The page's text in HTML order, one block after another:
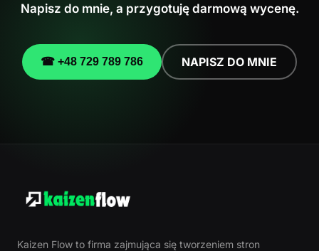
Napisz do mnie, a przygotuję darmową wycenę.
☎ +48 729 789 786 NAPISZ DO MNIE
Kaizen Flow to firma zajmująca się tworzeniem stron